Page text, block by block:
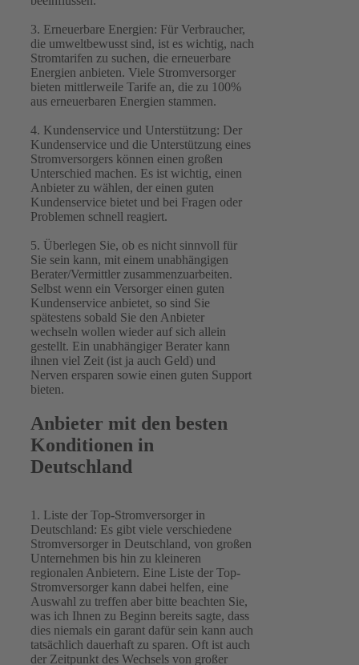
3. Erneuerbare Energien: Für Verbraucher,
die umweltbewusst sind, ist es wichtig, nach
Stromtarifen zu suchen, die erneuerbare
Energien anbieten. Viele Stromversorger
bieten mittlerweile Tarife an, die zu 100%
aus erneuerbaren Energien stammen.
4. Kundenservice und Unterstützung: Der
Kundenservice und die Unterstützung eines
Stromversorgers können einen großen
Unterschied machen. Es ist wichtig, einen
Anbieter zu wählen, der einen guten
Kundenservice bietet und bei Fragen oder
Problemen schnell reagiert.
5. Überlegen Sie, ob es nicht sinnvoll für
Sie sein kann, mit einem unabhängigen
Berater/Vermittler zusammenzuarbeiten.
Selbst wenn ein Versorger einen guten
Kundenservice anbietet, so sind Sie
spätestens sobald Sie den Anbieter
wechseln wollen wieder auf sich allein
gestellt. Ein unabhängiger Berater kann
ihnen viel Zeit (ist ja auch Geld) und
Nerven ersparen sowie einen guten Support
bieten.
Anbieter mit den besten
Konditionen in
Deutschland
1. Liste der Top-Stromversorger in
Deutschland: Es gibt viele verschiedene
Stromversorger in Deutschland, von großen
Unternehmen bis hin zu kleineren
regionalen Anbietern. Eine Liste der Top-
Stromversorger kann dabei helfen, eine
Auswahl zu treffen aber bitte beachten Sie,
was ich Ihnen zu Beginn bereits sagte, dass
dies niemals ein garant dafür sein kann auch
tatsächlich dauerhaft zu sparen. Oft ist auch
der Zeitpunkt des Wechsels von großer